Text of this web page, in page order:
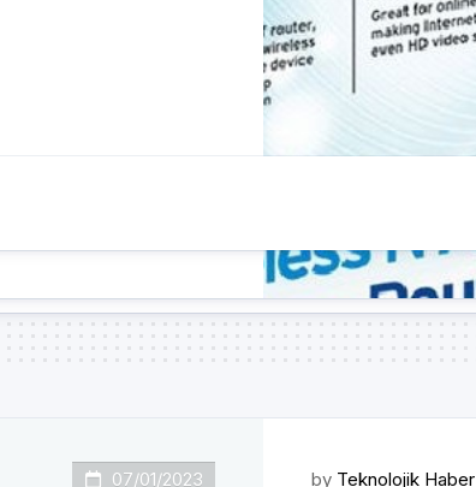
07/01/2023 by Teknolojik Haber